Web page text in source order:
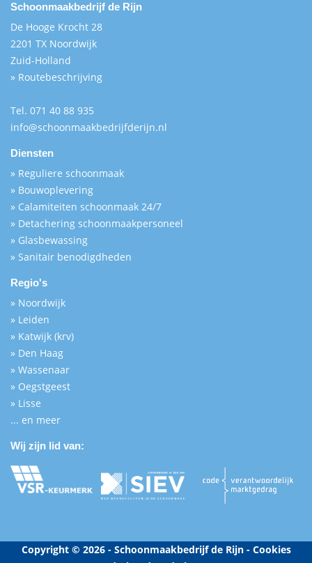
Schoonmaakbedrijf de Rijn
De Hooge Krocht 28
2201 TX Noordwijk
Zuid-Holland
» Routebeschrijving
Tel. 071 40 88 935
info@schoonmaakbedrijfderijn.nl
Diensten
» Reguliere schoonmaak
» Bouwoplevering
» Calamiteiten schoonmaak 24/7
» Detachering schoonmaakpersoneel
» Glasbewassing
» Sanitair benodigdheden
Regio's
» Noordwijk
» Leiden
» Katwijk (krv)
» Den Haag
» Wassenaar
» Oegstgeest
» Lisse
... en meer
Wij zijn lid van:
Copyright © 2026 - Schoonmaakbedrijf de Rijn - Cookies